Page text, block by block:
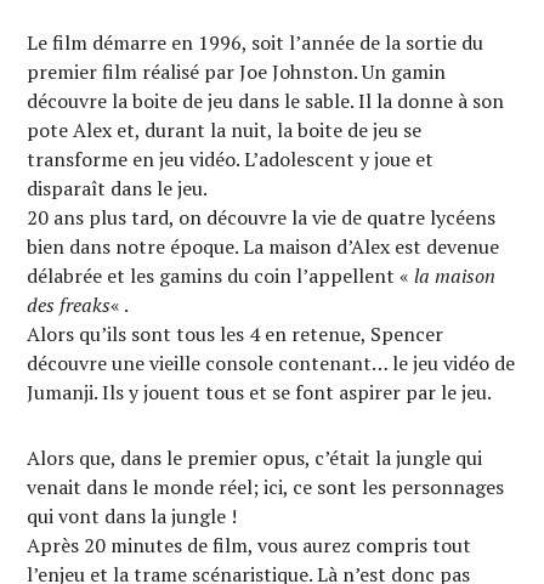
Le film démarre en 1996, soit l’année de la sortie du
premier film réalisé par Joe Johnston. Un gamin
découvre la boite de jeu dans le sable. Il la donne à son
pote Alex et, durant la nuit, la boite de jeu se
transforme en jeu vidéo. L’adolescent y joue et
disparaît dans le jeu.
20 ans plus tard, on découvre la vie de quatre lycéens
bien dans notre époque. La maison d’Alex est devenue
délabrée et les gamins du coin l’appellent «la maison
des freaks« .
Alors qu’ils sont tous les 4 en retenue, Spencer
découvre une vieille console contenant… le jeu vidéo de
Jumanji. Ils y jouent tous et se font aspirer par le jeu.
Alors que, dans le premier opus, c’était la jungle qui
venait dans le monde réel; ici, ce sont les personnages
qui vont dans la jungle !
Après 20 minutes de film, vous aurez compris tout
l’enjeu et la trame scénaristique. Là n’est donc pas